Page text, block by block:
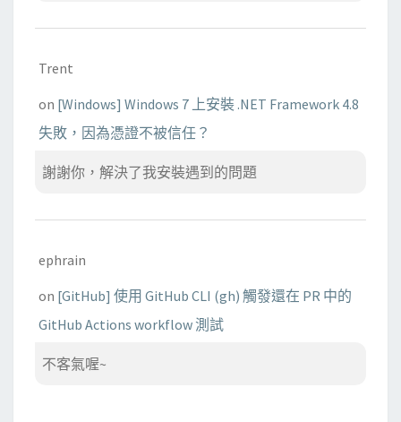
Trent
on [Windows] Windows 7 上安裝 .NET Framework 4.8
失敗，因為憑證不被信任？
謝謝你，解決了我安裝遇到的問題
ephrain
on [GitHub] 使用 GitHub CLI (gh) 觸發還在 PR 中的
GitHub Actions workflow 測試
不客氣喔~